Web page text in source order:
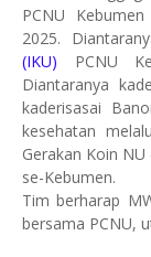
PCNU
2025.
(IKU) PCNU
Diantaranya
kaderisasai
kesehatan
Gerakan Koin
se-Kebumen.
Tim berharap
bersama PCNU,